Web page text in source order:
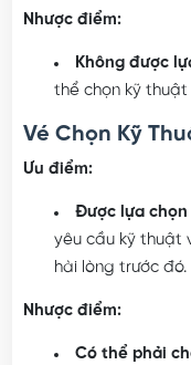
Nhược điểm:
Không được
thể chọn kỹ thuật
Vé Chọn Kỹ
Ưu điểm:
Được lựa
yêu cầu kỹ thuật
hài lòng trước đó.
Nhược điểm:
Có thể phải